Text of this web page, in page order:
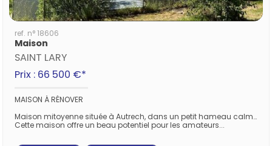
ref. n° 18606
Maison
SAINT LARY
Prix : 66 500 €*
MAISON Á RÉNOVER
Maison mitoyenne située à Autrech, dans un petit hameau calme et agréable.
Cette maison offre un beau potentiel pour les amateurs...